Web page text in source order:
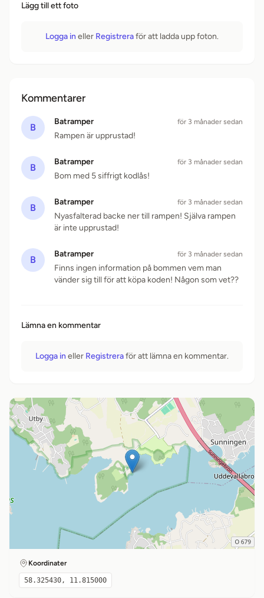
Lägg till ett foto
Logga in eller Registreraför att ladda upp foton.
Kommentarer
B
Batramper för 3 månader sedan
Rampen är upprustad!
B
Batramper för 3 månader sedan
Bom med 5 siffrigt kodlås!
B
Batramper för 3 månader sedan
Nyasfalterad backe ner till rampen! Själva rampen
är inte upprustad!
B
Batramper för 3 månader sedan
Finns ingen information på bommen vem man
vänder sig till för att köpa koden! Någon som vet??
Lämna en kommentar
Logga in eller Registreraför att lämna en kommentar.
Koordinater
58.325430, 11.815000